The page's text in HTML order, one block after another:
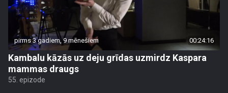
pirms 3 gadiem, 9 mēnešiem 00:24:16
Kambalu kāzās uz deju grīdas uzmirdz Kaspara
mammas draugs
55. epizode